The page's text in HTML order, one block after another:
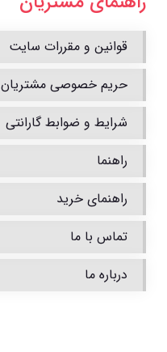
قوانین و مقررات سایت
حریم خصوصی مشتریان
شرایط و ضوابط گارانتی
راهنما
راهنمای خرید
تماس با ما
درباره ما